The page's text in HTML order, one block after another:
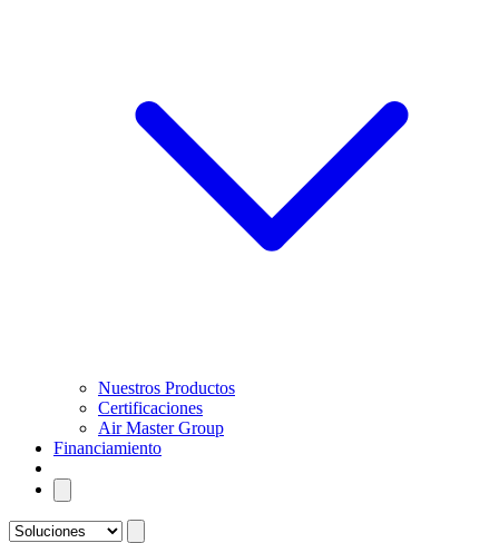
Nuestros Productos
Certificaciones
Air Master Group
Financiamiento